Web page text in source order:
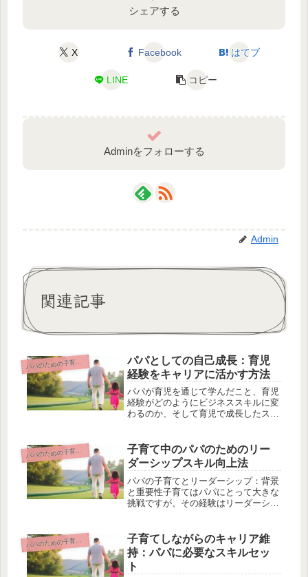
シェアする
X Facebook はてブ
LINE コピー
Adminをフォローする
Admin
関連記事
パパのための子育て中のキャリアマネジメント
パパとしての自己成長：育児
経験をキャリアに活かす方法
パパが育児を通じて学んだこと、育児
経験がどのようにビジネススキルに変
わるのか、そして育児で成長したスキ
育児とキャリアの両立へのヒント。こ
の記事では、パパとしての自己成長に
焦...
パパのための子育て中のキャリアマネジメント
子育て中のパパのためのリー
ダーシップスキル向上法
パパの子育てとリーダーシップ：背景
と重要性子育てはパパにとって大きな
挑戦ですが、その経験はリーダーシッ
ケーション技術子供との良好なコミュ
ニケーションは、リーダーシップを発
揮...
パパのための子育て中のキャリアマネジメント
子育てしながらのキャリア維
持：パパに必要なスキルセッ
ト